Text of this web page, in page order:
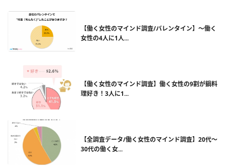
【働く女性のマインド調査/バレンタイン】～働く
女性の4人に1人...
【働く女性のマインド調査】働く女性の9割が鍋料
理好き！3人に1...
【全調査データ/働く女性のマインド調査】20代～
30代の働く女...